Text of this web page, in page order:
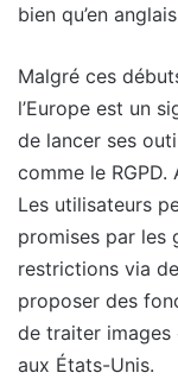
bien qu’en
Malgré ces
l’Europe est un
de lancer ses
comme le
Les utilisateurs
promises par les
restrictions via
proposer des
de traiter images
aux États-Unis.